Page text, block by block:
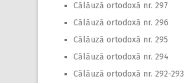
Călăuză ortodoxă nr. 297
Călăuză ortodoxă nr. 296
Călăuză ortodoxă nr. 295
Călăuză ortodoxă nr. 294
Călăuză ortodoxă nr. 292-293